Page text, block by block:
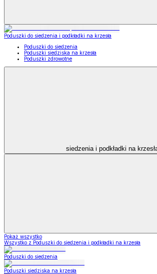
Poduszki do siedzenia i podkładki na krzesła
Poduszki do siedzenia
Poduszki siedziska na krzesła
Poduszki zdrowotne
siedzenia i podkładki na
Pokaż wszystko
Wszystko z Poduszki do siedzenia i podkładki na krzesła
Poduszki do siedzenia
Poduszki siedziska na krzesła